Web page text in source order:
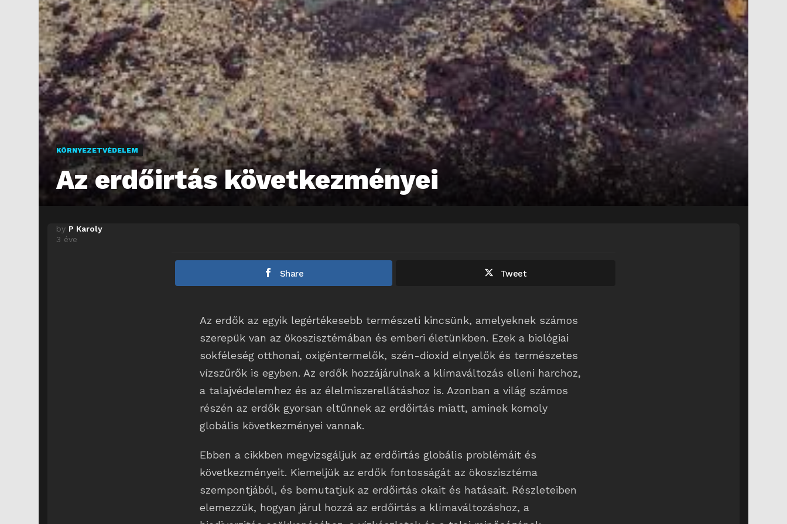
KÖRNYEZETVÉDELEM
Az erdőirtás következményei
by P Karoly
3 éve
Share Tweet
Az erdők az egyik legértékesebb természeti kincsünk, amelyeknek számos
szerepük van az ökoszisztémában és emberi életünkben. Ezek a biológiai
sokféleség otthonai, oxigéntermelők, szén-dioxid elnyelők és természetes
vízszűrők is egyben. Az erdők hozzájárulnak a klímaváltozás elleni harchoz,
a talajvédelemhez és az élelmiszerellátáshoz is. Azonban a világ számos
részén az erdők gyorsan eltűnnek az erdőirtás miatt, aminek komoly
globális következményei vannak.
Ebben a cikkben megvizsgáljuk az erdőirtás globális problémáit és
következményeit. Kiemeljük az erdők fontosságát az ökoszisztéma
szempontjából, és bemutatjuk az erdőirtás okait és hatásait. Részleteiben
elemezzük, hogyan járul hozzá az erdőirtás a klímaváltozáshoz, a